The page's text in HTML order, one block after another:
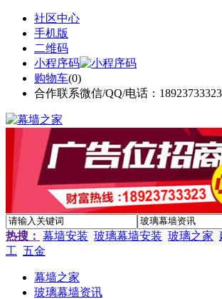
社区中心
手机版
二维码
小程序码
购物车(0)
合作联系微信/QQ/电话：18923733323
热搜： 幕墙安装 玻璃幕墙安装 玻璃之家
工 五金
幕墙之家
玻璃幕墙资讯